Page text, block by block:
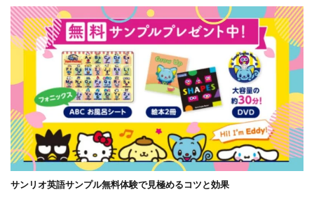
サンリオ英語サンプル無料体験で見極めるコツと効果